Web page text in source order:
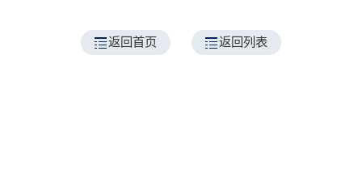
返回首页 返回列表